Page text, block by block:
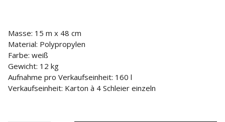
Masse: 15 m x 48 cm
Material: Polypropylen
Farbe: weiß
Gewicht: 12 kg
Aufnahme pro Verkaufseinheit: 160 l
Verkaufseinheit: Karton à 4 Schleier einzeln